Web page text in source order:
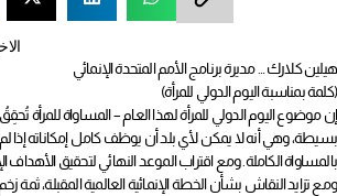
هيلين كلارك … مديرة برنامج الأمم المتحدة الإنمائي
(كلمة بمناسبة اليوم الدولي للمرأة)
إن موضوع اليوم الدولي للمرأة لهذا العام – المساواة للمرأة
بسيطة، وهي أنه لا يمكن لأي بلد أن يوظف كامل إمكاناته إذا لم
ومع تزايد النقاش بشأن الخطة الإنمائية العالمية المقبلة، ثمة